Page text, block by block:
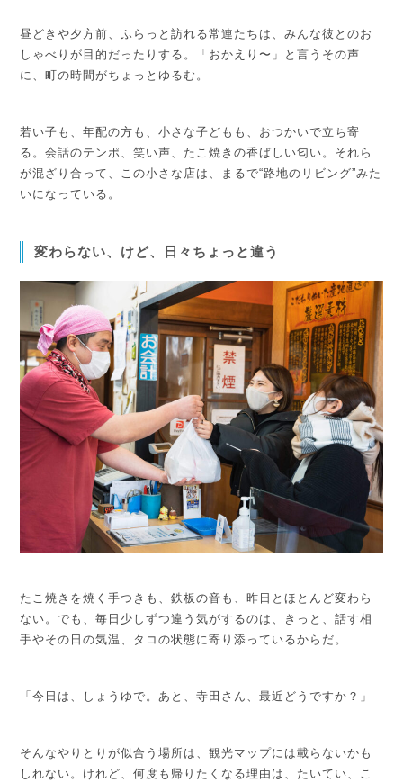
昼どきや夕方前、ふらっと訪れる常連たちは、みんな彼とのお
しゃべりが目的だったりする。
「おかえり〜」と言うその声
に、町の時間がちょっとゆるむ。
若い子も、年配の方も、小さな子どもも、おつかいで立ち寄
る。会話のテンポ、笑い声、たこ焼きの香ばしい匂い。それら
が混ざり合って、この小さな店は、まるで“路地のリビング”みた
いになっている。
変わらない、けど、日々ちょっと違う
たこ焼きを焼く手つきも、鉄板の音も、昨日とほとんど変わら
ない。でも、毎日少しずつ違う気がするのは、きっと、話す相
手やその日の気温、タコの状態に寄り添っているからだ。
「今日は、しょうゆで。あと、寺田さん、最近どうですか？」
そんなやりとりが似合う場所は、観光マップには載らないかも
しれない。 けれど、何度も帰りたくなる理由は、たいてい、こ